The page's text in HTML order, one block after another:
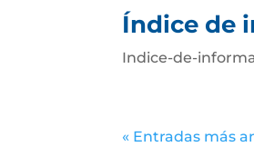
Índice de
Indice-de-
« Entradas más